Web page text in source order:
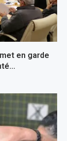
en garde